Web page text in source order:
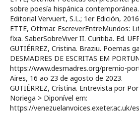
sobre poesía hispánica
Editorial Vervuert, S.L.; 1er Edición,
ETTE, Ottmar. EscreverEntreMundos:
fixa. SaberSobreViver II. Curitiba. Ed.
GUTIÉRREZ, Cristina. Braziu. Poemas
DESMADRES DE ESCRITAS EM
https://www.desmadres.org/premio-
Aires, 16 ao 23 de agosto de 2023.
GUTIÉRREZ, Cristina. Entrevista por
Noriega > Diponível em:
https://venezuelanvoices.exeter.ac.uk/